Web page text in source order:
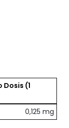
pro Dosis
Dosis (1
0,125 mg